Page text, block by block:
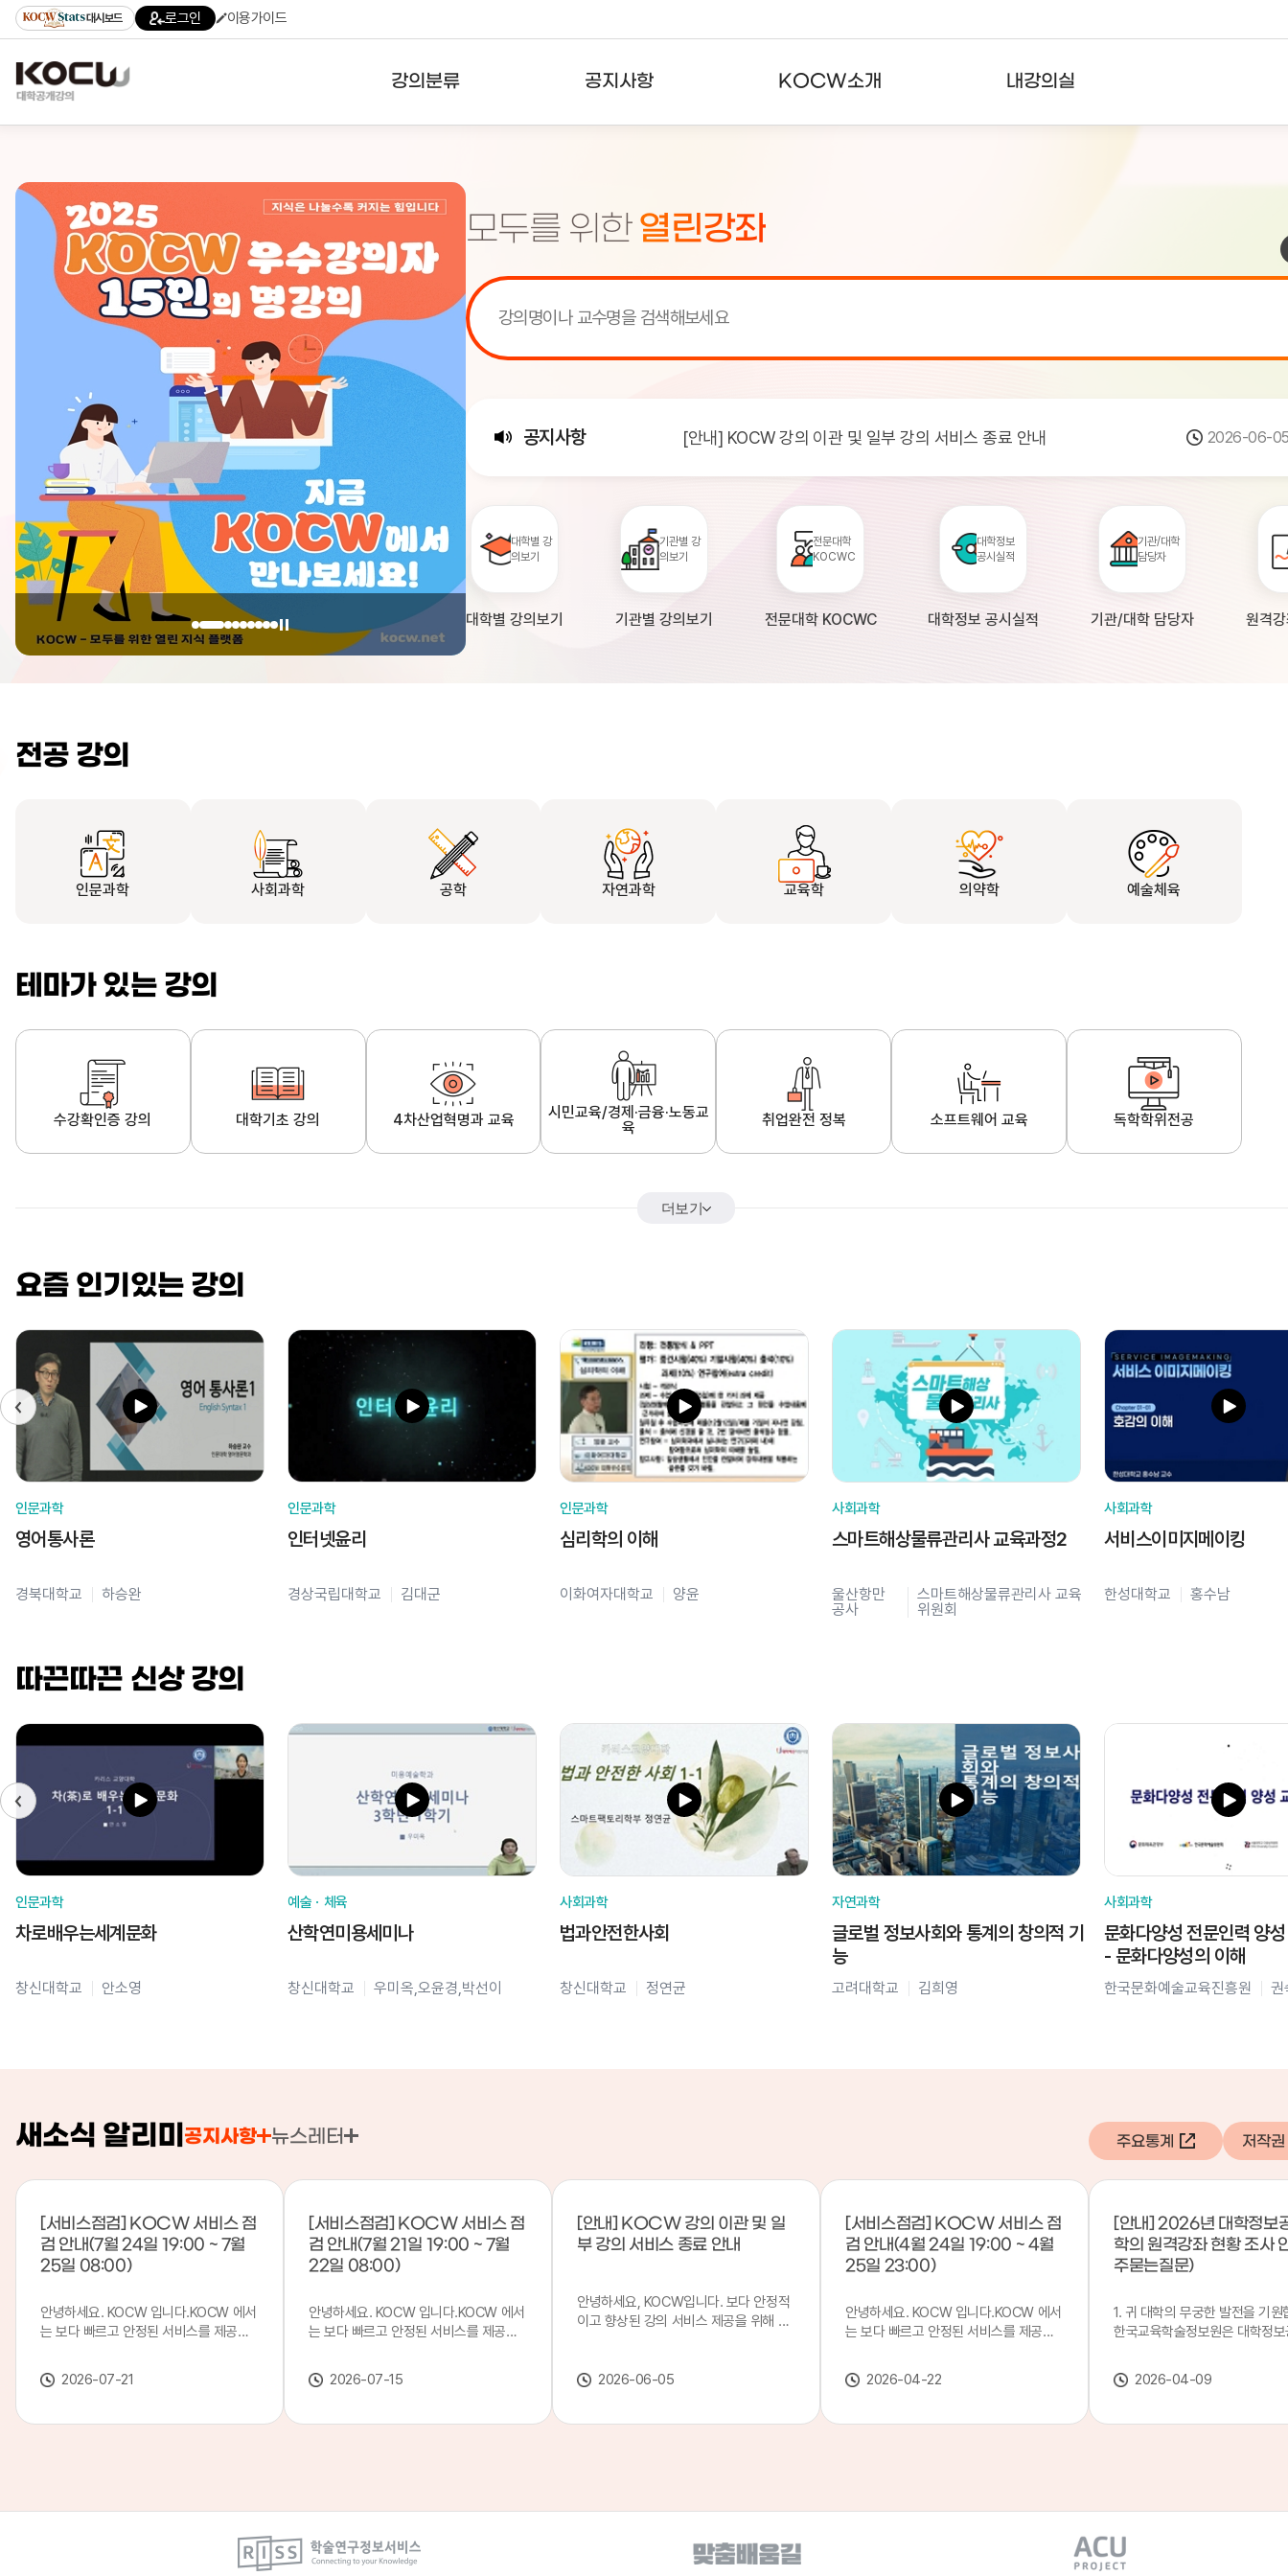
대시보드 로그인 이용가이드
강의분류
기관강의
테마강의
공지사항
주요통계현황
KOCW소개 내강의실
모두를 위한 열린강좌
공지사항
[서비스점검] KOCW 서비스 점검 안내(7월 24일 19:00 ~ 7월... 2026-07-
[안내] KOCW 강의 이관 및 일부 강의 서비스 종료 안내 2026-06-
[안내] 2026년 대학정보공시 대학의 원격강좌 현황 조사 안내(자주묻... 2026-04-
대학별 강
의보기
대학별 강의보기
기관별 강
의보기
기관별 강의보기
전문대학
KOCWC
전문대학 KOCWC
대학정보
공시실적
대학정보 공시실적
기관/대학
담당자
기관/대학 담당자 원격
전공 강의
인문과학 사회과학 공학 자연과학 교육학 의약학 예술체육
테마가 있는 강의
수강확인증 강의 대학기초 강의 4차산업혁명과 교육
시민교육/경제·금융·노동교
육
취업완전 정복 소프트웨어 교육 독학학위전공
더보기
요즘 인기있는 강의
인문과학
영어통사론
경북대학교 하승완
인문과학
인터넷윤리
경상국립대학교 김대군
인문과학
심리학의 이해
이화여자대학교 양윤
사회과학
스마트해상물류관리사 교육과정2
울산항만
공사
스마트해상물류관리사 교육
위원회
사회과학
서비스이미지메이킹
한성대학교 홍수남
따끈따끈 신상 강의
인문과학
차로배우는세계문화
창신대학교 안소영
예술ㆍ체육
산학연미용세미나
창신대학교 우미옥,오윤경,박선이
사회과학
법과안전한사회
창신대학교 정연균
자연과학
글로벌 정보사회와 통계의 창의적 기
능
고려대학교 김희영
사회과학
문화다양성 전문인력 양
- 문화다양성의 이해
한국문화예술교육진흥원 권
새소식 알리미 공지사항 뉴스레터
[서비스점검] KOCW 서비스 점
검 안내(7월 24일 19:00 ~ 7월
25일 08:00)
안녕하세요. KOCW 입니다.KOCW 에서
는 보다 빠르고 안정된 서비스를 제공하
합니다.※ 서비스 점검 작업 일시 : 7월
24일(금) 19:00 ~ 7월 25일(토) 08:00
안 서비스가 일시 중지될 수 있으니, 이
2026-07-21
[서비스점검] KOCW 서비스 점
검 안내(7월 21일 19:00 ~ 7월
22일 08:00)
안녕하세요. KOCW 입니다.KOCW 에서
는 보다 빠르고 안정된 서비스를 제공하
합니다.※ 서비스 점검 작업 일시 : 7월 21
일(화) 19:00 ~ 7월 22일(수) 08:00이
서비스가일시 중지될 수 있으니, 이 점 양
2026-07-15
[안내] KOCW 강의 이관 및 일
부 강의 서비스 종료 안내
안녕하세요, KOCW입니다. 보다 안정적
이고 향상된 강의 서비스 제공을 위해 강
스가 종료될 예정이오니, 이용에 참고하
종료 강의 안내 이관 작업으로 인해 일부
었습니다. 서비스 종료 강의 목록은 아래
링크에서 확인하실 수 있습니다. → 서비
2026-06-05
[서비스점검] KOCW 서비스 점
검 안내(4월 24일 19:00 ~ 4월
25일 23:00)
안녕하세요. KOCW 입니다.KOCW 에서
는 보다 빠르고 안정된 서비스를 제공하
합니다.※ 서비스 점검 작업 일시 : 4월
24일(금) 19:00 ~ 4월 25일(토) 23:00
안 일시중지될 예정이오니, 이 점 양해하
2026-04-22
[안내] 2026년 대학정보
학의 원격강좌 현황 조사
주묻는질문)
1. 귀 대학의 무궁한 발전을 기원
한국교육학술정보원은 대학정
본 조사는 2025. 3. 1~2026. 2.
에 운영된 원격강좌(이러닝) 현
강좌(12-바)'에 데이터를 연계할
인시 캠퍼스인 경우 해당 캠퍼스
있는 기관명을 선택하시면 됩니
2026-04-09
주요통계 저작